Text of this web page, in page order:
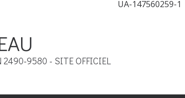
UA-147560259-1
9580 - SITE OFFICIEL